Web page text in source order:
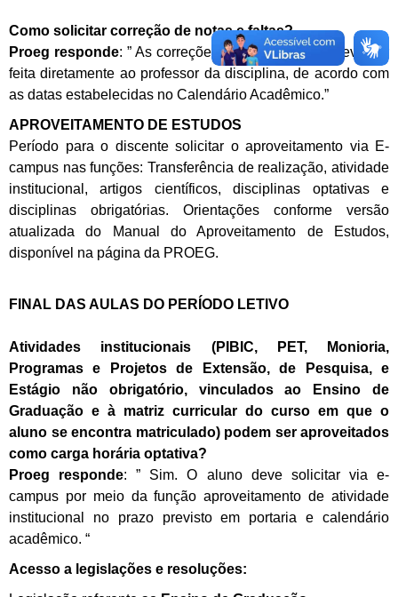
Como solicitar correção de notas e faltas?
Proeg responde: ” As correções de notas e faltas deve ser
feita diretamente ao professor da disciplina, de acordo com
as datas estabelecidas no Calendário Acadêmico.”
APROVEITAMENTO DE ESTUDOS
Período para o discente solicitar o aproveitamento via E-
campus nas funções: Transferência de realização, atividade
institucional, artigos científicos, disciplinas optativas e
disciplinas obrigatórias. Orientações conforme versão
atualizada do Manual do Aproveitamento de Estudos,
disponível na página da PROEG.
FINAL DAS AULAS DO PERÍODO LETIVO
Atividades institucionais (PIBIC, PET, Monioria,
Programas e Projetos de Extensão, de Pesquisa, e
Estágio não obrigatório, vinculados ao Ensino de
Graduação e à matriz curricular do curso em que o
aluno se encontra matriculado) podem ser aproveitados
como carga horária optativa?
Proeg responde: ” Sim. O aluno deve solicitar via e-
campus por meio da função aproveitamento de atividade
institucional no prazo previsto em portaria e calendário
acadêmico. “
Acesso a legislações e resoluções: